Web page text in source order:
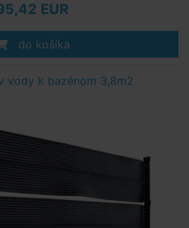
EUR
do košíka
vody k bazénom 3,8m2